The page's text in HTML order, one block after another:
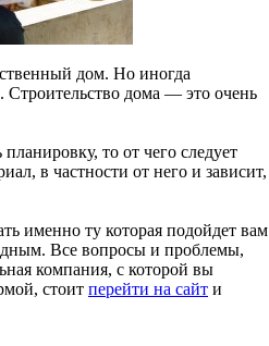
дом. Но иногда
Строительство дома — это очень
то от чего следует
в частности от него и зависит,
именно ту которая подойдет вам
Все вопросы и проблемы,
компания, с которой вы
стоит перейти на сайт и